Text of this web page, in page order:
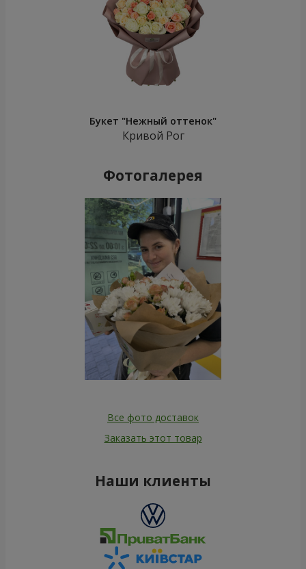
Букет "Нежный оттенок"
Кривой Рог
Фотогалерея
Все фото доставок
Заказать этот товар
Наши клиенты